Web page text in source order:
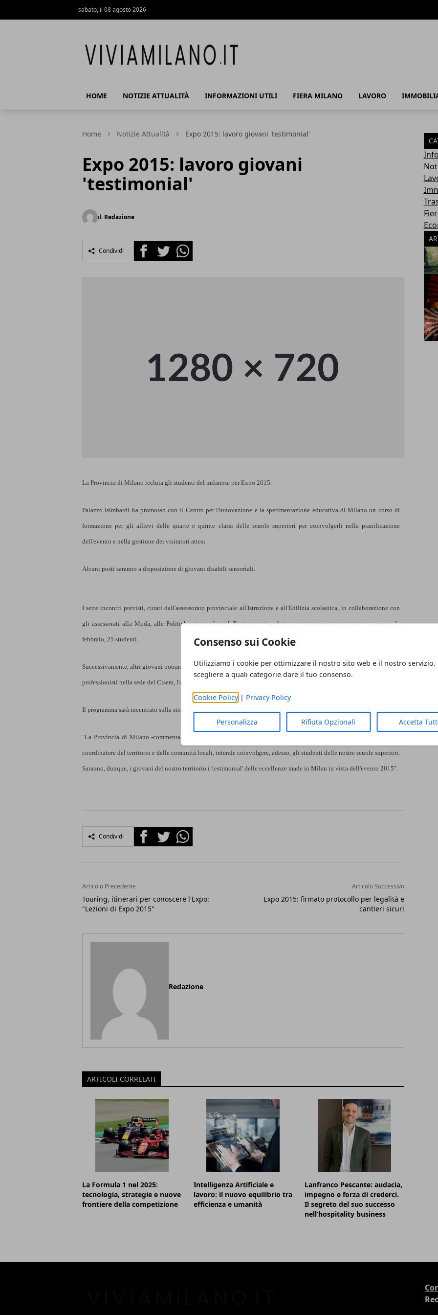
Consenso sui Cookie
Utilizziamo i cookie per ottimizzare il nostro sito web e il nostro servizio.
scegliere a quali categorie dare il tuo consenso.
Cookie Policy| Privacy Policy
Personalizza Rifiuta Opzionali Accetta
sabato, il 08 agosto 2026
HOME NOTIZIE ATTUALITÀ INFORMAZIONI UTILI FIERA MILANO LAVORO
Home Notizie Attualità Expo 2015: lavoro giovani 'testimonial'
Expo 2015: lavoro giovani
'testimonial'
di Redazione
Condividi FacebookTwitterWhatsapp
La Provincia di Milano recluta gli studenti del milanese per Expo 2015.
Palazzo Isimbardi ha promosso con il Centro per l'innovazione e la sperimentazione educativa di Milano un corso di
formazione per gli allievi delle quarte e quinte classi delle scuole superiori per coinvolgerli nella pianificazione
dell'evento e nella gestione dei visitatori attesi.
Alcuni posti saranno a disposizione di giovani disabili sensoriali.
I sette incontri previsti, curati dall'assessorato provinciale all'Istruzione e all'Edilizia scolastica, in collaborazione con
gli assessorati alla Moda, alle Politiche giovanili e al Turismo, coinvolgeranno, in un primo momento, a partire da
febbraio, 25 studenti.
Successivamente, altri giovani potranno accedere al ciclo gratuito di lezioni, che si terrà con il contributo di docenti e di
professionisti nella sede del Cisem, l'ente di ricerca della Provincia.
Il programma sarà incentrato sulla storia dei principali siti artistici del milanese e sulle eccellenze del territorio.
"La Provincia di Milano -commenta il presidente Guido Podestà- che s'è già posta, in vista di Expo, come soggetto
coordinatore del territorio e delle comunità locali, intende coinvolgere, adesso, gli studenti delle nostre scuole superiori.
Saranno, dunque, i giovani del nostro territorio i 'testimonial' delle eccellenze made in Milan in vista dell'evento 2015".
Condividi FacebookTwitterWhatsapp
Articolo Precedente
Touring, itinerari per conoscere l'Expo:
"Lezioni di Expo 2015"
Articolo Successivo
Expo 2015: firmato protocollo per legalità e
cantieri sicuri
Redazione
ARTICOLI CORRELATI
La Formula 1 nel 2025:
tecnologia, strategie e nuove
frontiere della competizione
Intelligenza Artificiale e
lavoro: il nuovo equilibrio tra
efficienza e umanità
Lanfranco Pescante: audacia,
impegno e forza di crederci.
Il segreto del suo successo
nell’hospitality business